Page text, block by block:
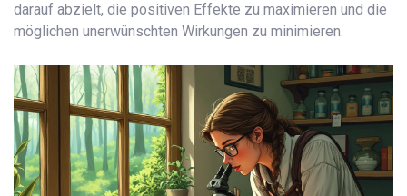
darauf abzielt, die positiven Effekte zu maximieren und die
möglichen unerwünschten Wirkungen zu minimieren.